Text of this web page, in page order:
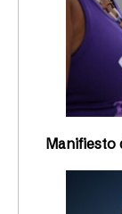
Manifiesto